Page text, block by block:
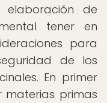
de
tener en
para
de los
En primer
materias primas